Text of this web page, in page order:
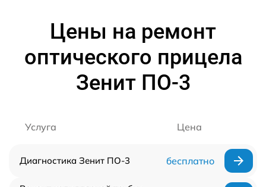
Цены на ремонт
оптического прицела
Зенит ПО-3
Услуга Цена
Диагностика Зенит ПО-3 бесплатно